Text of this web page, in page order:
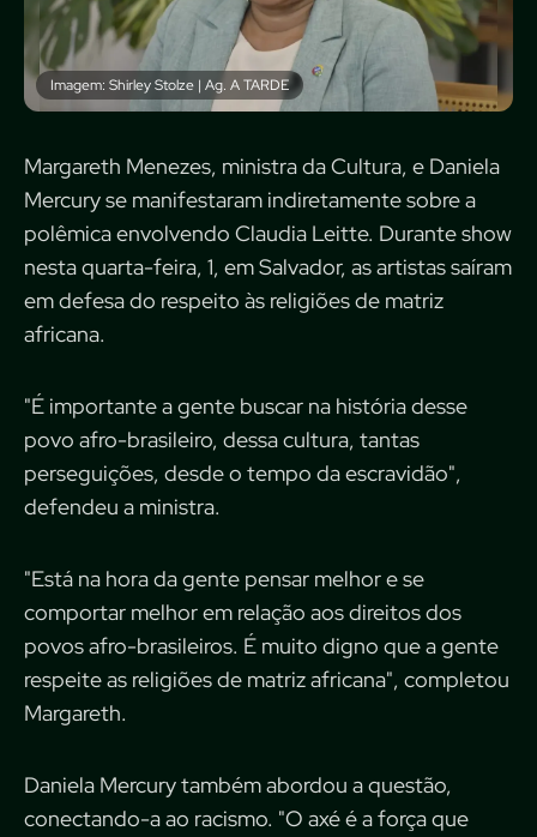
Imagem: Shirley Stolze | Ag. A TARDE
Margareth Menezes, ministra da Cultura, e Daniela
Mercury se manifestaram indiretamente sobre a
polêmica envolvendo Claudia Leitte. Durante show
nesta quarta-feira, 1, em Salvador, as artistas saíram
em defesa do respeito às religiões de matriz
africana.
"É importante a gente buscar na história desse
povo afro-brasileiro, dessa cultura, tantas
perseguições, desde o tempo da escravidão",
defendeu a ministra.
"Está na hora da gente pensar melhor e se
comportar melhor em relação aos direitos dos
povos afro-brasileiros. É muito digno que a gente
respeite as religiões de matriz africana", completou
Margareth.
Daniela Mercury também abordou a questão,
conectando-a ao racismo. "O axé é a força que